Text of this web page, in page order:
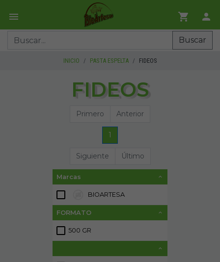
Buscar
INICIO PASTA ESPELTA FIDEOS
FIDEOS
Primero Anterior
1
Siguiente Último
Marcas
BIOARTESA
FORMATO
500 GR